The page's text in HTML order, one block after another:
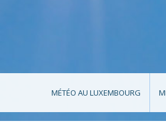
MÉTÉO AU LUXEMBOURG